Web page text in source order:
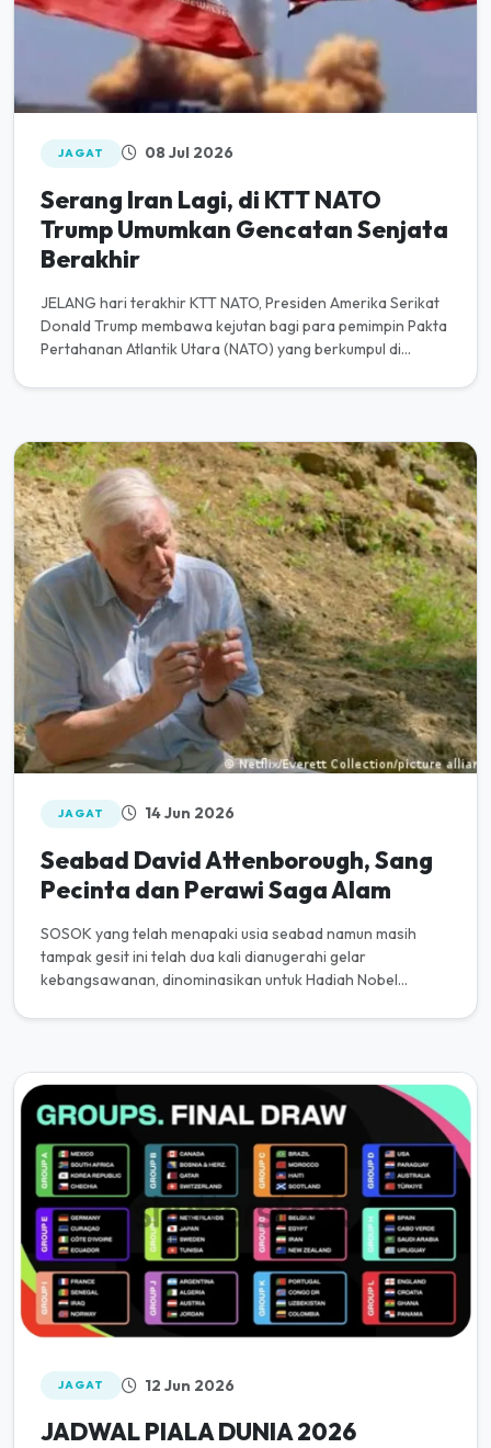
JAGAT 08 Jul 2026
Serang Iran Lagi, di KTT NATO
Trump Umumkan Gencatan Senjata
Berakhir
JELANG hari terakhir KTT NATO, Presiden Amerika Serikat
Donald Trump membawa kejutan bagi para pemimpin Pakta
Pertahanan Atlantik Utara (NATO) yang berkumpul di
JAGAT 14 Jun 2026
Seabad David Attenborough, Sang
Pecinta dan Perawi Saga Alam
SOSOK yang telah menapaki usia seabad namun masih
tampak gesit ini telah dua kali dianugerahi gelar
kebangsawanan, dinominasikan untuk Hadiah Nobel
JAGAT 12 Jun 2026
JADWAL PIALA DUNIA 2026